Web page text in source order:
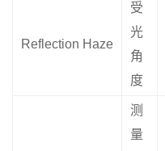
Reflection Haze
受
光
角
度
测
量